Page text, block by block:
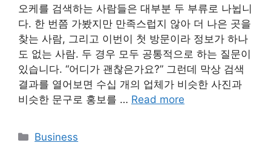
오케를 검색하는 사람들은 대부분 두 부류로 나뉩니
다. 한 번쯤 가봤지만 만족스럽지 않아 더 나은 곳을
찾는 사람, 그리고 이번이 첫 방문이라 정보가 하나
도 없는 사람. 두 경우 모두 공통적으로 하는 질문이
있습니다. “어디가 괜찮은가요?” 그런데 막상 검색
결과를 열어보면 수십 개의 업체가 비슷한 사진과
비슷한 문구로 홍보를 … Read more
Categories
Business